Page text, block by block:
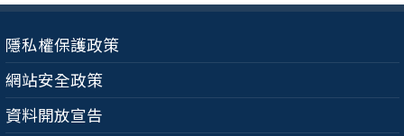
隱私權保護政策
網站安全政策
資料開放宣告